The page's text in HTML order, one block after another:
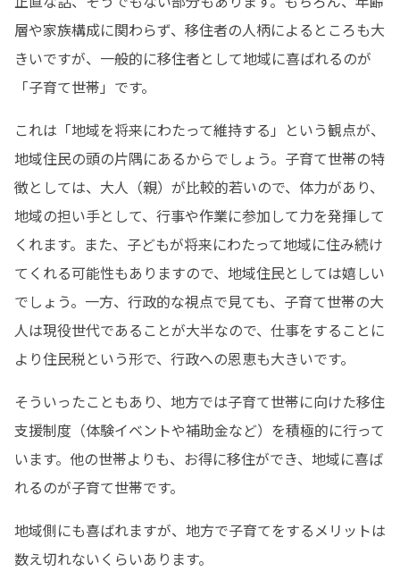
層や家族構成に関わらず、移住者の人柄によるところも大
きいですが、一般的に移住者として地域に喜ばれるのが
「子育て世帯」です。
これは「地域を将来にわたって維持する」という観点が、
地域住民の頭の片隅にあるからでしょう。子育て世帯の特
徴としては、大人（親）が比較的若いので、体力があり、
地域の担い手として、行事や作業に参加して力を発揮して
くれます。また、子どもが将来にわたって地域に住み続け
てくれる可能性もありますので、地域住民としては嬉しい
でしょう。一方、行政的な視点で見ても、子育て世帯の大
人は現役世代であることが大半なので、仕事をすることに
より住民税という形で、行政への恩恵も大きいです。
そういったこともあり、地方では子育て世帯に向けた移住
支援制度（体験イベントや補助金など）を積極的に行って
います。他の世帯よりも、お得に移住ができ、地域に喜ば
れるのが子育て世帯です。
地域側にも喜ばれますが、地方で子育てをするメリットは
数え切れないくらいあります。